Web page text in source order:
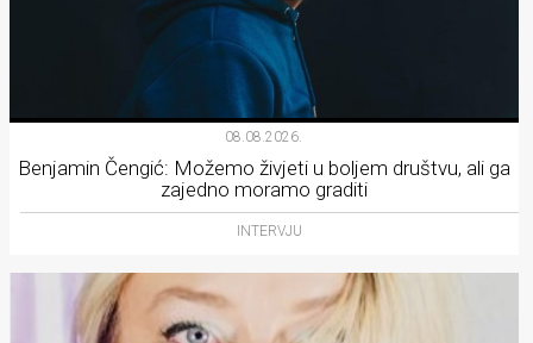
08.08.2026.
Benjamin Čengić: Možemo živjeti u boljem društvu, ali ga
zajedno moramo graditi
INTERVJU